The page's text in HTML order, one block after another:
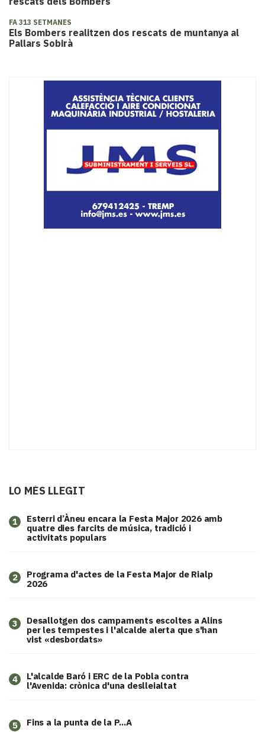
FA 313 SETMANES
Els Bombers realitzen dos rescats de muntanya al
Pallars Sobirà
LO MÉS LLEGIT
1
Esterri d’Àneu encara la Festa Major 2026 amb
quatre dies farcits de música, tradició i
activitats populars
2
Programa d'actes de la Festa Major de Rialp
2026
3
​Desallotgen dos campaments escoltes a Alins
per les tempestes i l'alcalde alerta que s'han
vist «desbordats»
4
L'alcalde Baró i ERC de la Pobla contra
l'Avenida: crònica d'una deslleialtat
5 Fins a la punta de la P...A